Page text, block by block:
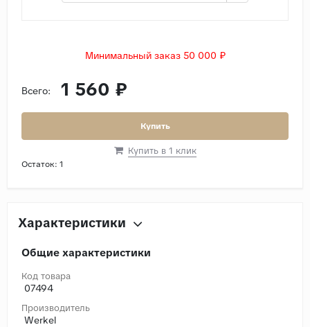
Минимальный заказ 50 000 ₽
Всего: 1 560 ₽
Купить
Купить в 1 клик
Остаток: 1
Характеристики
Общие характеристики
Код товара
07494
Производитель
Werkel